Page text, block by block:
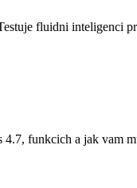
fluidni inteligenci
4.7, funkcich a jak vam